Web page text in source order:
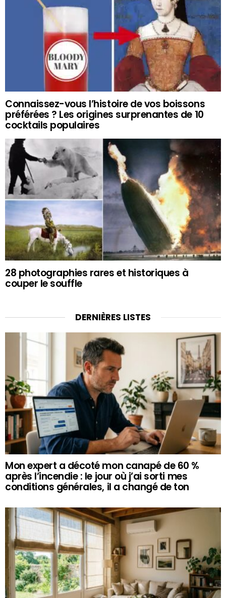
Connaissez-vous l’histoire de vos boissons
préférées ? Les origines surprenantes de 10
cocktails populaires
28 photographies rares et historiques à
couper le souffle
DERNIÈRES LISTES
Mon expert a décoté mon canapé de 60 %
après l’incendie : le jour où j’ai sorti mes
conditions générales, il a changé de ton